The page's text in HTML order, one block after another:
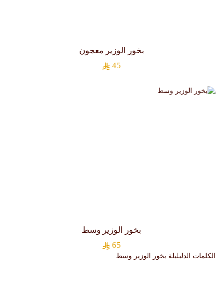
بخور الوزير معجون
45
بخور الوزير وسط
65
الكلمات الدليليلة بخور الوزير وسط